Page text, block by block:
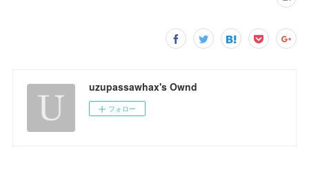
uzupassawhax's Ownd
フォロー